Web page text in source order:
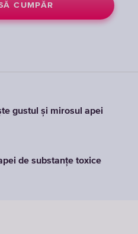
CUMPĂR
CUMPĂR
gustul și mirosul apei
de substanțe toxice